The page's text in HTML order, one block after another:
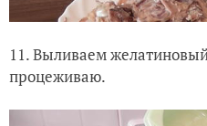
11. Выливаем
процеживаю.